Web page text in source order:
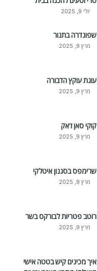
יולי 9, 2025
שפונדרה בתנור
מרץ 9, 2025
עוגת עוקץ הדבורה
מרץ 9, 2025
קוקי סאן ז'אק
מרץ 9, 2025
שרימפס בסגנון איטלקי
מרץ 9, 2025
רוטב פטריות לבורקס בשר
מרץ 9, 2025
איך מכינים קיש בטטה אישי